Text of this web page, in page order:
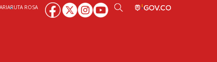
RUTA ROSA